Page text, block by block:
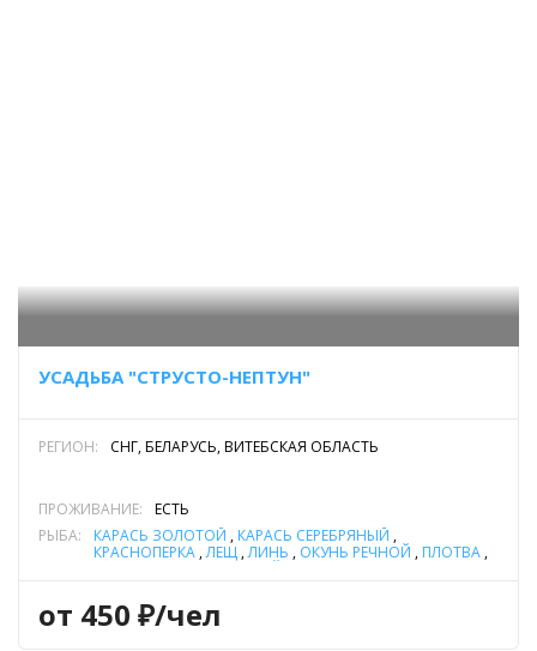
УСАДЬБА "СТРУСТО-НЕПТУН"
РЕГИОН: СНГ, БЕЛАРУСЬ, ВИТЕБСКАЯ ОБЛАСТЬ
ПРОЖИВАНИЕ:
ЕСТЬ
РЫБА:
КАРАСЬ ЗОЛОТОЙ , КАРАСЬ СЕРЕБРЯНЫЙ ,
КРАСНОПЕРКА ,ЛЕЩ ,ЛИНЬ , ОКУНЬ РЕЧНОЙ , ПЛОТВА ,
от 450 ₽/чел